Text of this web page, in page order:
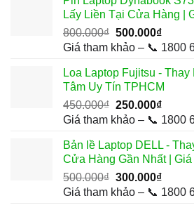
600.000₫.là:
Lấy Liền Tại Cửa Hàng |
800.000₫ Giá
gốc
800.000₫.
500.000₫Giá
hiện
là:
Giá tham khảo – 📞 1800
Loa Laptop Fujitsu - Thay
Tâm Uy Tín TPHCM
450.000₫ Giá
gốc
450.000₫.
250.000₫Giá
hiện
là:
Giá tham khảo – 📞 1800
Bản lề Laptop DELL -
Cửa Hàng Gần Nhất | Giá
500.000₫ Giá
gốc
300.000₫Giá
hiện
Giá tham khảo – 📞 1800